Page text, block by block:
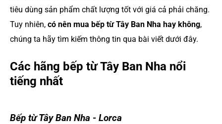
tiêu dùng sản phẩm chất lượng tốt với giá cả phải chăng.
Tuy nhiên, có nên mua bếp từ Tây Ban Nha hay không,
chúng ta hãy tìm kiếm thông tin qua bài viết dưới đây.
Các hãng bếp từ Tây Ban Nha nổi
tiếng nhất
Bếp từ Tây Ban Nha - Lorca